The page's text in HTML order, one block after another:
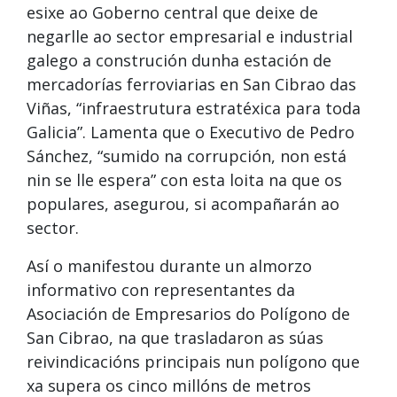
esixe ao Goberno central que deixe de
negarlle ao sector empresarial e industrial
galego a construción dunha estación de
mercadorías ferroviarias en San Cibrao das
Viñas, “infraestrutura estratéxica para toda
Galicia”. Lamenta que o Executivo de Pedro
Sánchez, “sumido na corrupción, non está
nin se lle espera” con esta loita na que os
populares, asegurou, si acompañarán ao
sector.
Así o manifestou durante un almorzo
informativo con representantes da
Asociación de Empresarios do Polígono de
San Cibrao, na que trasladaron as súas
reivindicacións principais nun polígono que
xa supera os cinco millóns de metros